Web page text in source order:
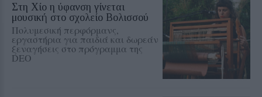
Στη Χίο η ύφανση γίνεται
μουσική στο σχολείο Βολισσού
Πολυμεσική περφόρμανς,
εργαστήρια για παιδιά και δωρεάν
ξεναγήσεις στο πρόγραμμα της
DEO